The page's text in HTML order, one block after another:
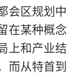
会区规划中
在某种概念
上和产业结
而从特首到